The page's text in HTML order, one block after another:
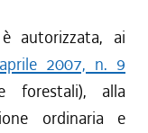
autorizzata, ai
2007, n. 9
forestali), alla
ordinaria e